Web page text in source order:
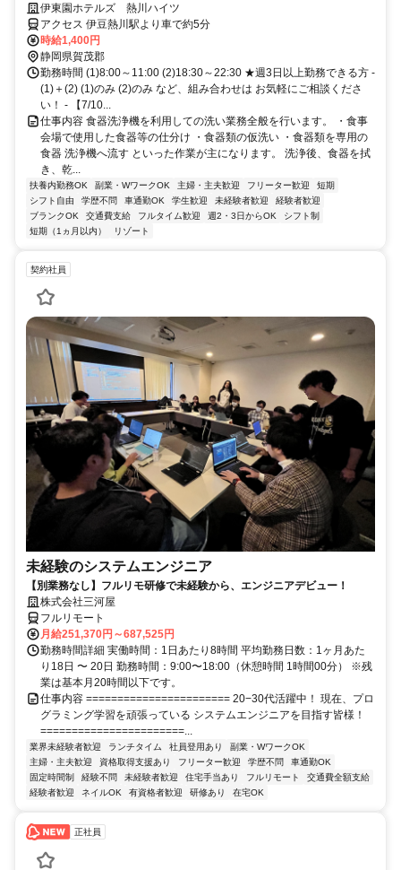
♪
伊東園ホテルズ 熱川ハイツ
アクセス 伊豆熱川駅より車で約5分
時給1,400円
静岡県賀茂郡
勤務時間 (1)8:00～11:00 (2)18:30～22:30 ★週3日以上勤務できる方 -
(1)＋(2) (1)のみ (2)のみ など、組み合わせは お気軽にご相談くださ
い！ - 【7/10...
仕事内容 食器洗浄機を利用しての洗い業務全般を行います。 ・食事
会場で使用した食器等の仕分け ・食器類の仮洗い ・食器類を専用の
食器 洗浄機へ流す といった作業が主になります。 洗浄後、食器を拭
き、乾...
扶養内勤務OK 副業・WワークOK 主婦・主夫歓迎 フリーター歓迎
短期
シフト自由
学歴不問 車通勤OK 学生歓迎 未経験者歓迎
経験者歓迎
ブランクOK
交通費支給 フルタイム歓迎 週2・3日からOK
シフト制
短期（1ヵ月以内）
リゾート
契約社員
未経験のシステムエンジニア
【別業務なし】フルリモ研修で未経験から、エンジニアデビュー！
株式会社三河屋
フルリモート
月給251,370円～687,525円
勤務時間詳細 実働時間：1日あたり8時間 平均勤務日数：1ヶ月あた
り18日 〜 20日 勤務時間：9:00〜18:00（休憩時間 1時間00分） ※残
業は基本月20時間以下です。
仕事内容 ======================= 20−30代活躍中！ 現在、プロ
グラミング学習を頑張っている システムエンジニアを目指す皆様！
=======================...
業界未経験者歓迎 ランチタイム 社員登用あり
副業・WワークOK
主婦・主夫歓迎
資格取得支援あり フリーター歓迎 学歴不問
車通勤OK
固定時間制
経験不問 未経験者歓迎 住宅手当あり フルリモート
交通費全額支給
経験者歓迎
ネイルOK 有資格者歓迎 研修あり 在宅OK
正社員